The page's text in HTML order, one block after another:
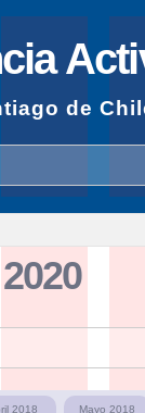
de
2018 Mayo 2018